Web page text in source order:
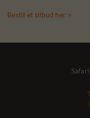
Bestil et tilbud her >